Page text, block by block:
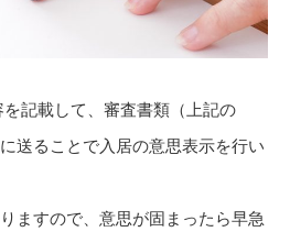
記載して、審査書類（上記の
送ることで入居の意思表示を行い
ますので、意思が固まったら早急